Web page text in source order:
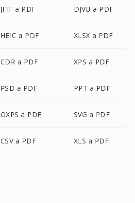
JFIF a PDF DJVU a PDF
HEIC a PDF XLSX a PDF
CDR a PDF XPS a PDF
PSD a PDF PPT a PDF
OXPS a PDF SVG a PDF
CSV a PDF XLS a PDF